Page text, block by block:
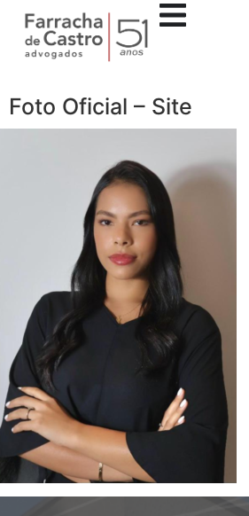
Foto Oficial – Site